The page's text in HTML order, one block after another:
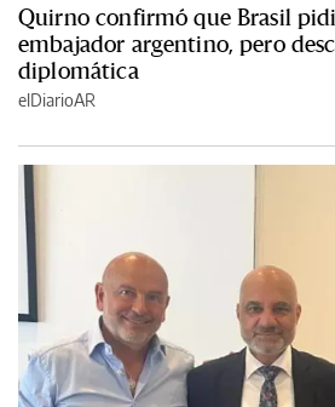
Quirno confirmó que Brasil
embajador argentino, pero
diplomática
elDiarioAR